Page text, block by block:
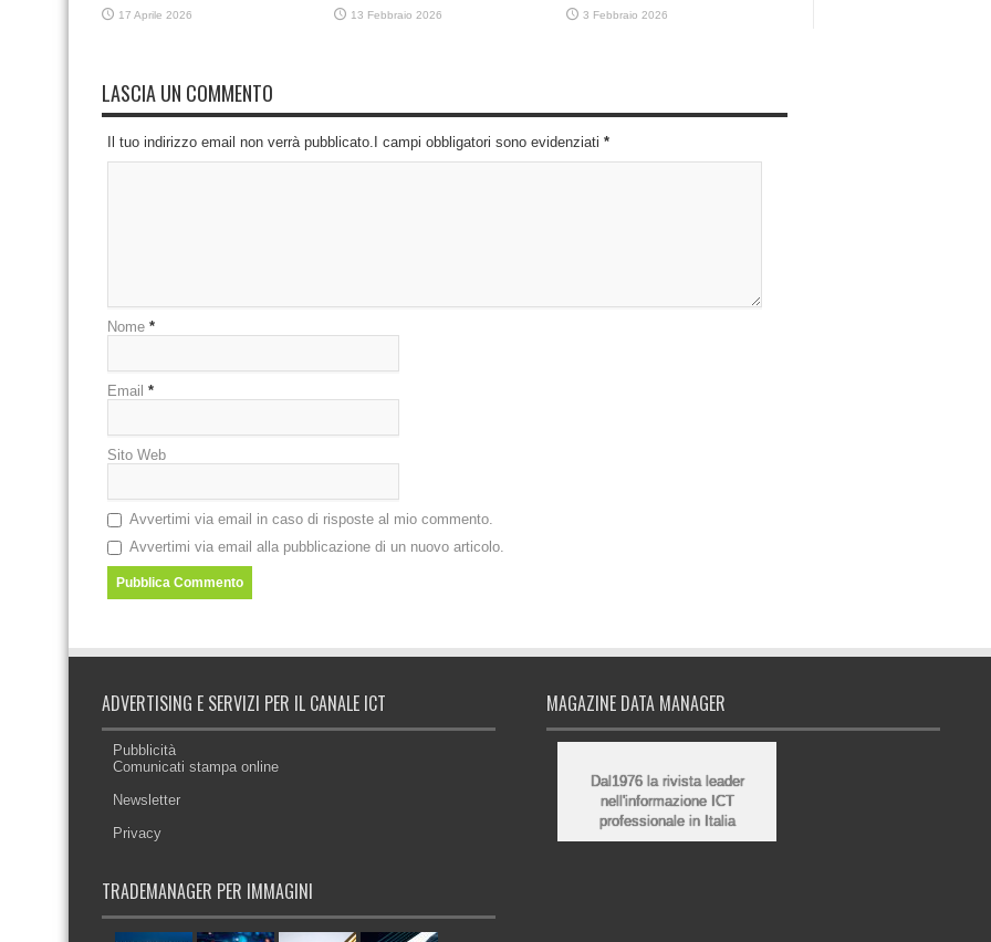
17 Aprile 2026 13 Febbraio 2026 3 Febbraio 2026
LASCIA UN COMMENTO
Il tuo indirizzo email non verrà pubblicato.I campi obbligatori sono evidenziati *
Nome *
Email *
Sito Web
Avvertimi via email in caso di risposte al mio commento.
Avvertimi via email alla pubblicazione di un nuovo articolo.
ADVERTISING E SERVIZI PER IL CANALE ICT
Pubblicità
Comunicati stampa online
Newsletter
Privacy
TRADEMANAGER PER IMMAGINI
MAGAZINE DATA MANAGER
Dal1976 la rivista leader
nell'informazione ICT
professionale in Italia